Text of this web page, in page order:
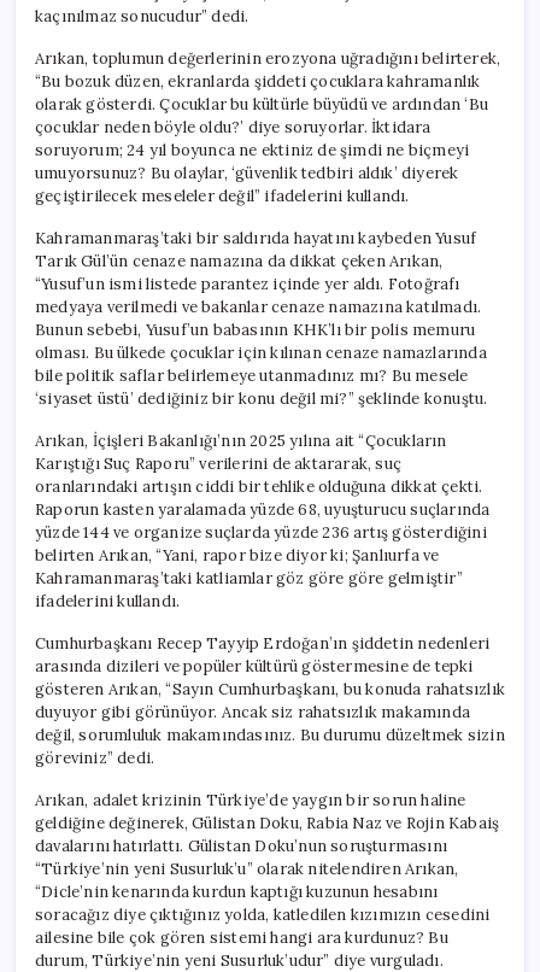
kaçınılmaz sonucudur” dedi.
Arıkan, toplumun değerlerinin erozyona uğradığını belirterek,
“Bu bozuk düzen, ekranlarda şiddeti çocuklara kahramanlık
olarak gösterdi. Çocuklar bu kültürle büyüdü ve ardından ‘Bu
çocuklar neden böyle oldu?’ diye soruyorlar. İktidara
soruyorum; 24 yıl boyunca ne ektiniz de şimdi ne biçmeyi
umuyorsunuz? Bu olaylar, ‘güvenlik tedbiri aldık’ diyerek
geçiştirilecek meseleler değil” ifadelerini kullandı.
Kahramanmaraş’taki bir saldırıda hayatını kaybeden Yusuf
Tarık Gül’ün cenaze namazına da dikkat çeken Arıkan,
“Yusuf’un ismi listede parantez içinde yer aldı. Fotoğrafı
medyaya verilmedi ve bakanlar cenaze namazına katılmadı.
Bunun sebebi, Yusuf’un babasının KHK’lı bir polis memuru
olması. Bu ülkede çocuklar için kılınan cenaze namazlarında
bile politik saflar belirlemeye utanmadınız mı? Bu mesele
‘siyaset üstü’ dediğiniz bir konu değil mi?” şeklinde konuştu.
Arıkan, İçişleri Bakanlığı’nın 2025 yılına ait “Çocukların
Karıştığı Suç Raporu” verilerini de aktararak, suç
oranlarındaki artışın ciddi bir tehlike olduğuna dikkat çekti.
Raporun kasten yaralamada yüzde 68, uyuşturucu suçlarında
yüzde 144 ve organize suçlarda yüzde 236 artış gösterdiğini
belirten Arıkan, “Yani, rapor bize diyor ki; Şanlıurfa ve
Kahramanmaraş’taki katliamlar göz göre göre gelmiştir”
ifadelerini kullandı.
Cumhurbaşkanı Recep Tayyip Erdoğan’ın şiddetin nedenleri
arasında dizileri ve popüler kültürü göstermesine de tepki
gösteren Arıkan, “Sayın Cumhurbaşkanı, bu konuda rahatsızlık
duyuyor gibi görünüyor. Ancak siz rahatsızlık makamında
değil, sorumluluk makamındasınız. Bu durumu düzeltmek sizin
göreviniz” dedi.
Arıkan, adalet krizinin Türkiye’de yaygın bir sorun haline
geldiğine değinerek, Gülistan Doku, Rabia Naz ve Rojin Kabaiş
davalarını hatırlattı. Gülistan Doku’nun soruşturmasını
“Türkiye’nin yeni Susurluk’u” olarak nitelendiren Arıkan,
“Dicle’nin kenarında kurdun kaptığı kuzunun hesabını
soracağız diye çıktığınız yolda, katledilen kızımızın cesedini
ailesine bile çok gören sistemi hangi ara kurdunuz? Bu
durum, Türkiye’nin yeni Susurluk’udur” diye vurguladı.